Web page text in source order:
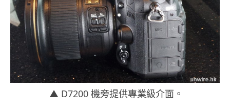
▲ D7200 機旁提供專業級介面。